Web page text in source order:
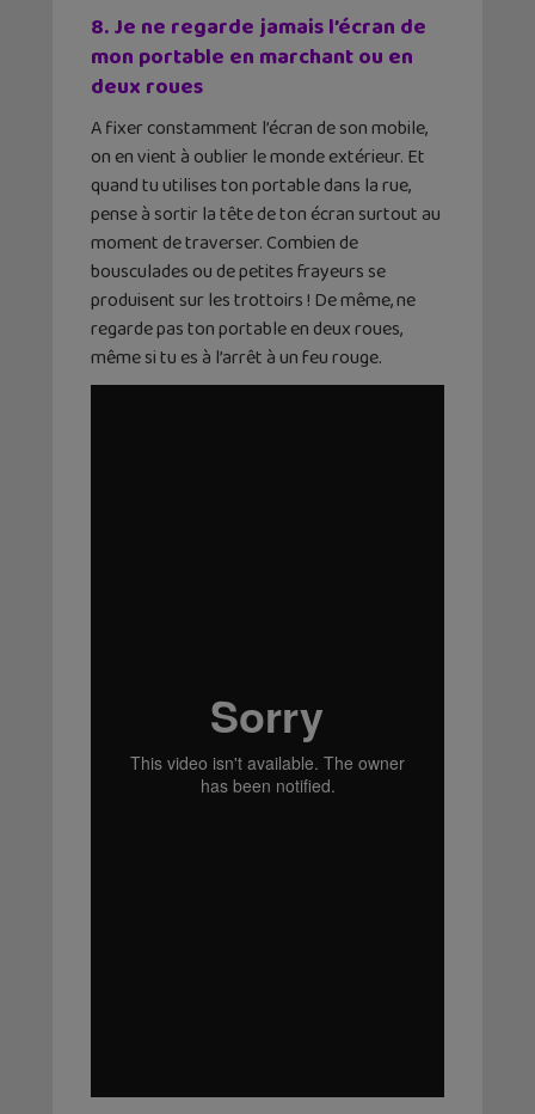
8. Je ne regarde jamais l’écran de
mon portable en marchant ou en
deux roues
A fixer constamment l’écran de son mobile,
on en vient à oublier le monde extérieur. Et
quand tu utilises ton portable dans la rue,
pense à sortir la tête de ton écran surtout au
moment de traverser. Combien de
bousculades ou de petites frayeurs se
produisent sur les trottoirs ! De même, ne
regarde pas ton portable en deux roues,
même si tu es à l’arrêt à un feu rouge.